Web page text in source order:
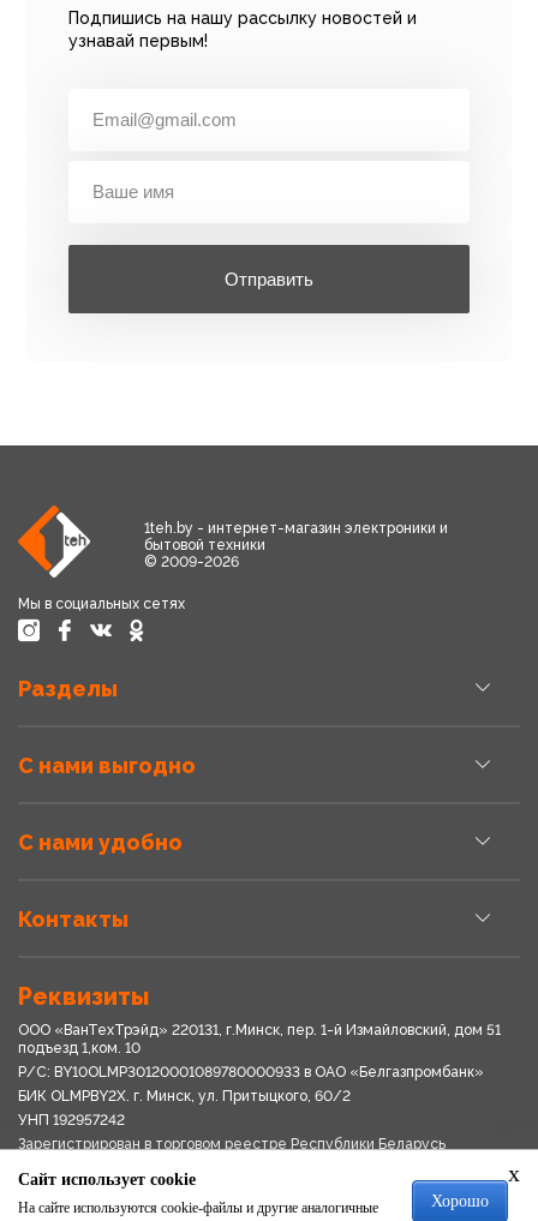
Подпишись на нашу рассылку новостей и
узнавай первым!
Отправить
1teh.by - интернет-магазин электроники и
бытовой техники
© 2009-2026
Мы в социальных сетях
Разделы
С нами выгодно
С нами удобно
Контакты
Реквизиты
ООО «ВанТехТрэйд» 220131, г.Минск, пер. 1-й Измайловский, дом 51
подъезд 1,ком. 10
Р/С: BY10OLMP30120001089780000933 в OАО «Белгазпромбанк»
БИК OLMPBY2X. г. Минск, ул. Притыцкого, 60/2
УНП 192957242
Зарегистрирован в торговом реестре Республики Беларусь
Свидетельство о регистрации № 192957242выдано 18.08.2017
Мингориспоплком
x
Сайт использует cookie
На сайте используются cookie-файлы и другие аналогичные Хорошо